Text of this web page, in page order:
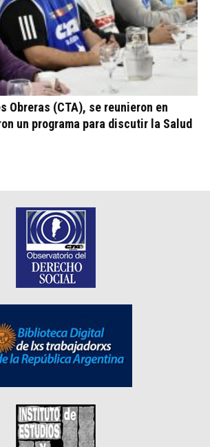
Obreras (CTA), se reunieron en
un programa para discutir la Salud